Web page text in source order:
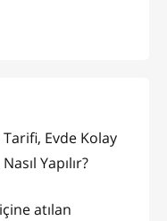
Evde Kolay
Yapılır?
atılan